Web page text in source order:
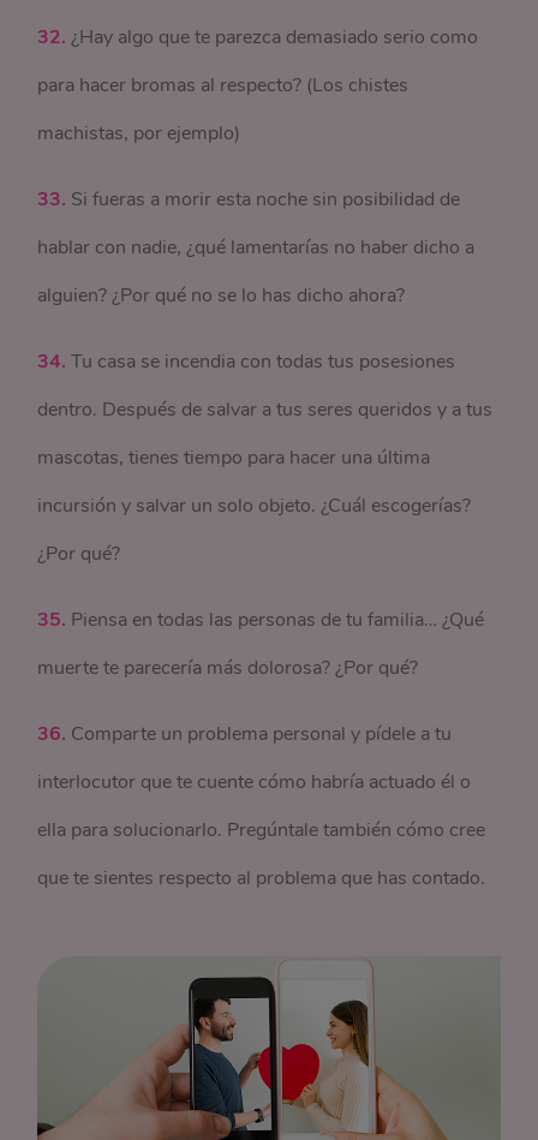
32.¿Hay algo que te parezca demasiado serio como
para hacer bromas al respecto? (Los chistes
machistas, por ejemplo)
33. Si fueras a morir esta noche sin posibilidad de
hablar con nadie, ¿qué lamentarías no haber dicho a
alguien? ¿Por qué no se lo has dicho ahora?
34.Tu casa se incendia con todas tus posesiones
dentro. Después de salvar a tus seres queridos y a tus
mascotas, tienes tiempo para hacer una última
incursión y salvar un solo objeto. ¿Cuál escogerías?
¿Por qué?
35. Piensa en todas las personas de tu familia… ¿Qué
muerte te parecería más dolorosa? ¿Por qué?
36. Comparte un problema personal y pídele a tu
interlocutor que te cuente cómo habría actuado él o
ella para solucionarlo. Pregúntale también cómo cree
que te sientes respecto al problema que has contado.